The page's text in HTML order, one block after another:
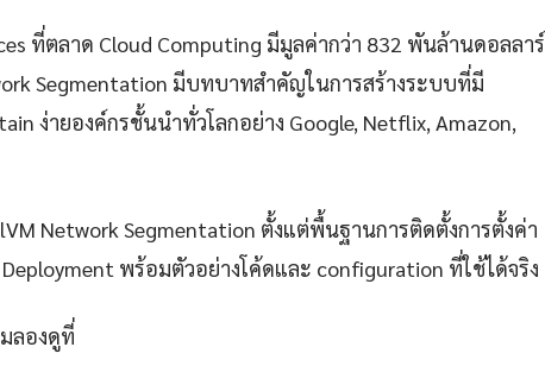
ที่ตลาด Cloud Computing มีมูลค่ากว่า 832 พันล้านดอลลาร์
Segmentation มีบทบาทสำคัญในการสร้างระบบที่มี
ง่ายองค์กรชั้นนำทั่วโลกอย่าง Google, Netflix, Amazon,
Network Segmentation ตั้งแต่พื้นฐานการติดตั้งการตั้งค่า
พร้อมตัวอย่างโค้ดและ configuration ที่ใช้ได้จริง
ลองดูที่